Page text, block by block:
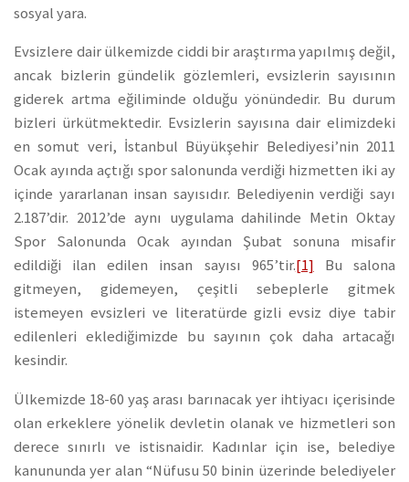
sosyal yara.
Evsizlere dair ülkemizde ciddi bir araştırma yapılmış değil,
ancak bizlerin gündelik gözlemleri, evsizlerin sayısının
giderek artma eğiliminde olduğu yönündedir. Bu durum
bizleri ürkütmektedir. Evsizlerin sayısına dair elimizdeki
en somut veri, İstanbul Büyükşehir Belediyesi’nin 2011
Ocak ayında açtığı spor salonunda verdiği hizmetten iki ay
içinde yararlanan insan sayısıdır. Belediyenin verdiği sayı
2.187’dir. 2012’de aynı uygulama dahilinde Metin Oktay
Spor Salonunda Ocak ayından Şubat sonuna misafir
edildiği ilan edilen insan sayısı 965’tir.[1] Bu salona
gitmeyen, gidemeyen, çeşitli sebeplerle gitmek
istemeyen evsizleri ve literatürde gizli evsiz diye tabir
edilenleri eklediğimizde bu sayının çok daha artacağı
kesindir.
Ülkemizde 18-60 yaş arası barınacak yer ihtiyacı içerisinde
olan erkeklere yönelik devletin olanak ve hizmetleri son
derece sınırlı ve istisnaidir. Kadınlar için ise, belediye
kanununda yer alan “Nüfusu 50 binin üzerinde belediyeler